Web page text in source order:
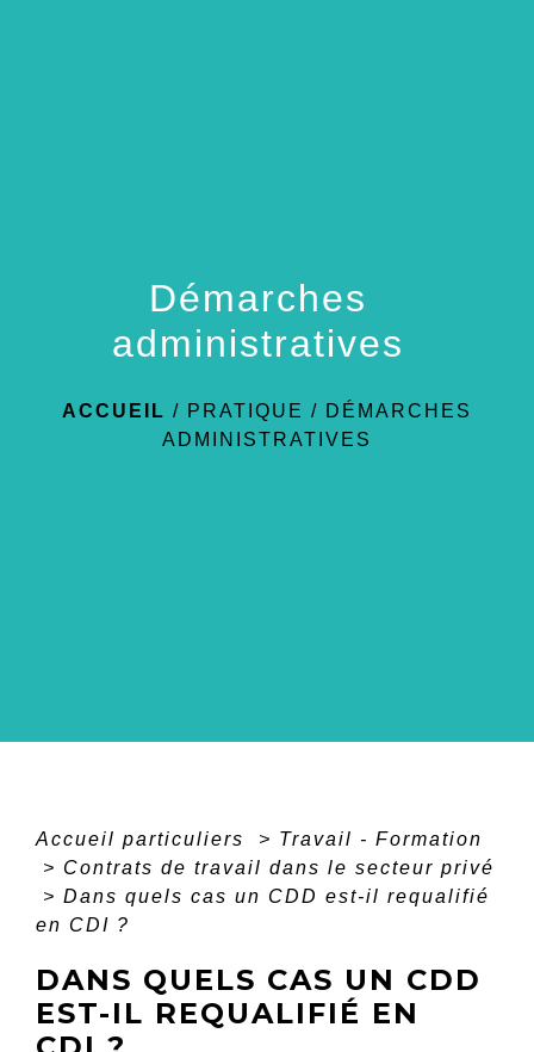
Démarches
administratives
ACCUEIL / PRATIQUE / DÉMARCHES
ADMINISTRATIVES
Accueil particuliers > Travail - Formation
> Contrats de travail dans le secteur privé
> Dans quels cas un CDD est-il requalifié
en CDI ?
DANS QUELS CAS UN CDD
EST-IL REQUALIFIÉ EN